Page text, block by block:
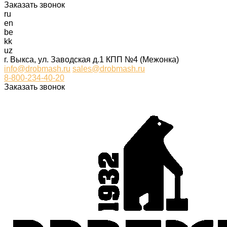
Заказать звонок
ru
en
be
kk
uz
г. Выкса, ул. Заводская д.1 КПП №4 (Межонка)
info@drobmash.ru sales@drobmash.ru
8-800-234-40-20
Заказать звонок